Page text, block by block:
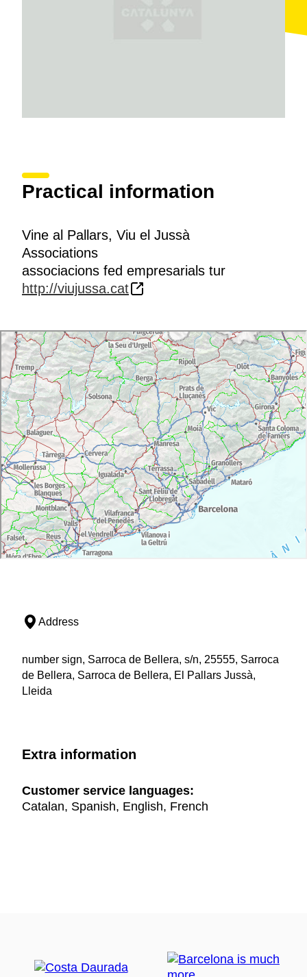
Practical information
Vine al Pallars, Viu el Jussà
Associations
associacions fed empresarials tur
http://viujussa.cat
Address
number sign, Sarroca de Bellera, s/n, 25555, Sarroca
de Bellera, Sarroca de Bellera, El Pallars Jussà,
Lleida
Extra information
Customer service languages:
Catalan, Spanish, English, French